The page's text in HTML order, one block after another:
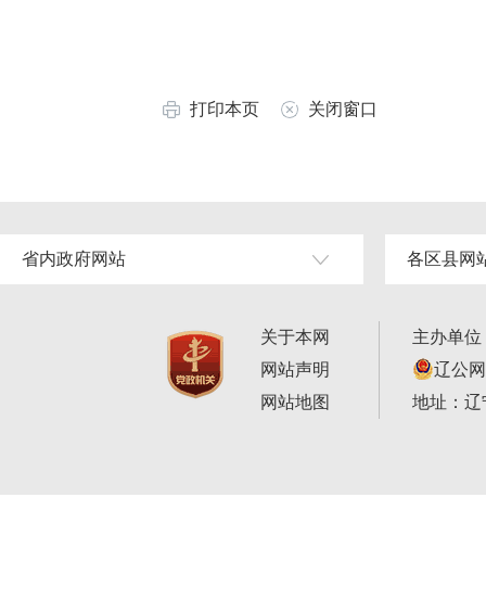
打印本页 关闭窗口
省内政府网站 各区县网
关于本网
网站声明
网站地图
主办单
辽公
地址：辽